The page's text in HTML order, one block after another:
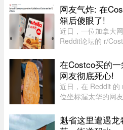
队。主场作战的纽
列总积分榜第七位，
网友气炸: 在
箱后傻眼了!
近日，一位加拿大
Reddit论坛的 r/
果回家一开箱，血
凭空消失了近三分
在Costco买的
网友彻底死心!
近日，在 Reddit 的
位坐标渥太华的网
数百位加拿大网友
一句日常的抱怨，
魁省这里遭遇